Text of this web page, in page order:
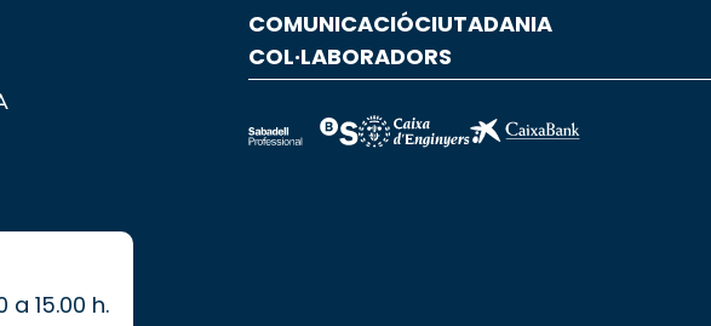
15.00 h.
COMUNICACIÓCIUTADANIA
COL·LABORADORS